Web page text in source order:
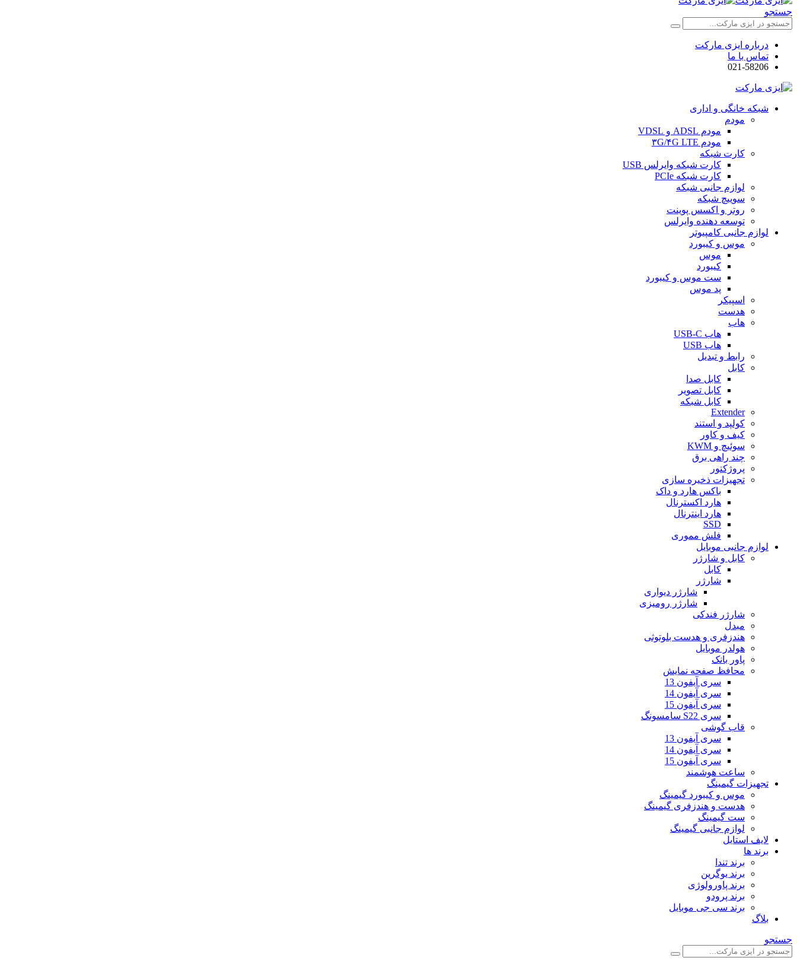
جستجو
درباره ایزی مارکت
تماس با ما
021-58206
شبکه خانگی و اداری
مودم
مودم ADSL و VDSL
مودم ۳G/۴G LTE
کارت شبکه
کارت شبکه وایرلس USB
کارت شبکه PCIe
لوازم جانبی شبکه
سوییچ شبکه
روتر و اکسس پوینت
توسعه دهنده وایرلس
لوازم جانبی کامپیوتر
موس و کیبورد
موس
کیبورد
ست موس و کیبورد
پد موس
اسپیکر
هدست
هاب
هاب USB-C
هاب USB
رابط و تبدیل
کابل
کابل صدا
کابل تصویر
کابل شبکه
Extender
کولپد و استند
کیف و کاور
سوئیچ و KWM
چند راهی برق
پروژکتور
تجهیزات ذخیره سازی
باکس هارد و داک
هارد اکسترنال
هارد اینترنال
SSD
فلش مموری
لوازم جانبی موبایل
کابل و شارژر
کابل
شارژر
شارژر دیواری
شارژر رومیزی
شارژر فندکی
مبدل
هندزفری و هدست بلوتوثی
هولدر موبایل
پاور بانک
محافظ صفحه نمایش
سری آیفون 13
سری آیفون 14
سری آیفون 15
سری S22 سامسونگ
قاب گوشی
سری آیفون 13
سری آیفون 14
سری آیفون 15
ساعت هوشمند
تجهیزات گیمینگ
موس و کیبورد گیمینگ
هدست و هندزفری گیمینگ
ست گیمینگ
لوازم جانبی گیمینگ
لایف استایل
برند ها
برند تندا
برند یوگرین
برند پاورولوژی
برند پرودو
برند سی جی موبایل
بلاگ
جستجو